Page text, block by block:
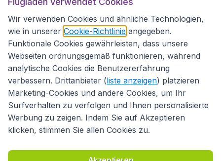
Internationale Webseiten
Richtlinien und Bedingungen
Haftungsausschluss
Wir verwenden Cookies und ähnliche Technologien,
wie in unserer Cookie-Richtlinie angegeben.
Funktionale Cookies gewährleisten, dass unsere
Webseiten ordnungsgemäß funktionieren, während
analytische Cookies die Benutzererfahrung
verbessern. Drittanbieter (liste anzeigen) platzieren
Marketing-Cookies und andere Cookies, um Ihr
Surfverhalten zu verfolgen und Ihnen personalisierte
Werbung zu zeigen. Indem Sie auf Akzeptieren
klicken, stimmen Sie allen Cookies zu.